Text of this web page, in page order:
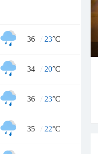
36 / 23°C
34 / 20°C
36 / 23°C
35 / 22°C